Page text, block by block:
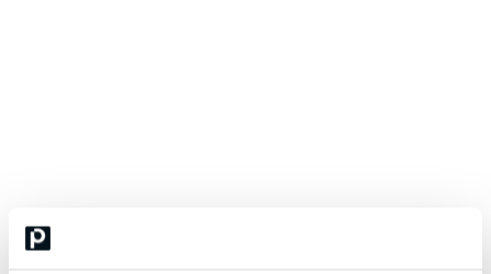
konsulttina ja tuotekehitysprojekteissa. Näissä rooleissaan Leena
on seurannut käännösalan teknologiamurrosta vuosien ajan niin